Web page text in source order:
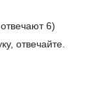
6)
отвечайте.